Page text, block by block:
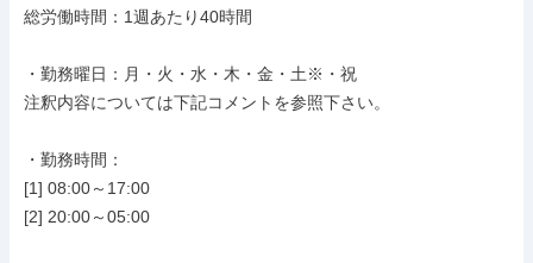
総労働時間：1週あたり40時間
・勤務曜日：月・火・水・木・金・土※・祝
注釈内容については下記コメントを参照下さい。
・勤務時間：
[1] 08:00～17:00
[2] 20:00～05:00